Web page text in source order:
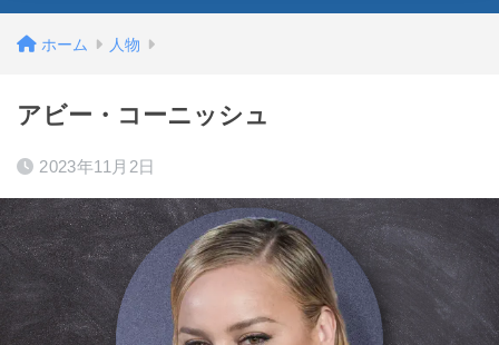
ホーム 人物
アビー・コーニッシュ
2023年11月2日